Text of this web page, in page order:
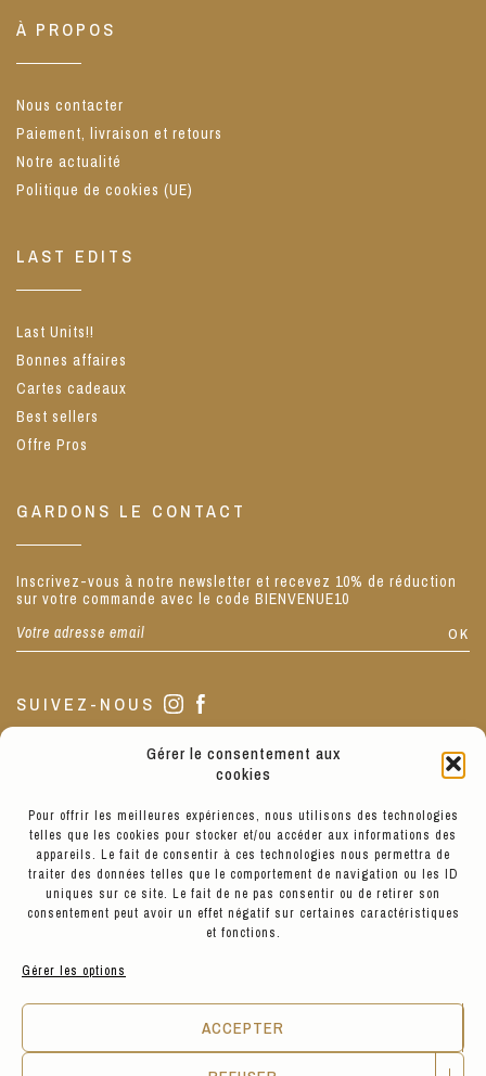
Gérer le consentement aux
cookies
Pour offrir les meilleures expériences, nous utilisons des technologies
telles que les cookies pour stocker et/ou accéder aux informations des
appareils. Le fait de consentir à ces technologies nous permettra de
traiter des données telles que le comportement de navigation ou les ID
uniques sur ce site. Le fait de ne pas consentir ou de retirer son
consentement peut avoir un effet négatif sur certaines caractéristiques
et fonctions.
Gérer les options
ACCEPTER
À PROPOS
Nous contacter
Paiement, livraison et retours
Notre actualité
Politique de cookies (UE)
LAST EDITS
Last Units!!
Bonnes affaires
Cartes cadeaux
Best sellers
Offre Pros
GARDONS LE CONTACT
Inscrivez-vous à notre newsletter et recevez 10% de réduction
sur votre commande avec le code BIENVENUE10
SUIVEZ-NOUS
La boutique est située au 3 de notre jolie Place Sathonay, Lyon
Nous sommes ouverts de 10h à 19h du Mardi au Vendredi, de 11h
à 19h le Samedi, et de 13h à 17h le Lundi.
VOIR LES PRODUITS